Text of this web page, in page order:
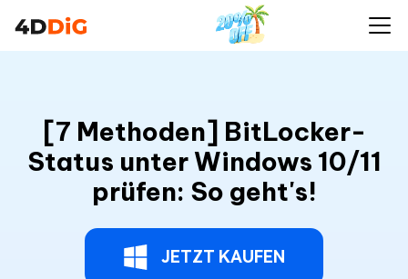
[7 Methoden] BitLocker-
Status unter Windows 10/11
prüfen: So geht's!
JETZT KAUFEN